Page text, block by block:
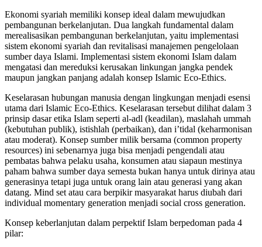
Ekonomi syariah memiliki konsep ideal dalam mewujudkan
pembangunan berkelanjutan. Dua langkah fundamental dalam
merealisasikan pembangunan berkelanjutan, yaitu implementasi
sistem ekonomi syariah dan revitalisasi manajemen pengelolaan
sumber daya Islami. Implementasi sistem ekonomi Islam dalam
mengatasi dan mereduksi kerusakan linkungan jangka pendek
maupun jangkan panjang adalah konsep Islamic Eco-Ethics.
Keselarasan hubungan manusia dengan lingkungan menjadi esensi
utama dari Islamic Eco-Ethics. Keselarasan tersebut dilihat dalam 3
prinsip dasar etika Islam seperti al-adl (keadilan), maslahah ummah
(kebutuhan publik), istishlah (perbaikan), dan i’tidal (keharmonisan
atau moderat). Konsep sumber milik bersama (common property
resources) ini sebenarnya juga bisa menjadi pengendali atau
pembatas bahwa pelaku usaha, konsumen atau siapaun mestinya
paham bahwa sumber daya semesta bukan hanya untuk dirinya atau
generasinya tetapi juga untuk orang lain atau generasi yang akan
datang. Mind set atau cara berpikir masyarakat harus diubah dari
individual momentary generation menjadi social cross generation.
Konsep keberlanjutan dalam perpektif Islam berpedoman pada 4
pilar: